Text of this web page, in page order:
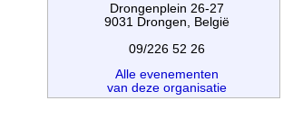
Drongenplein 26-27
9031 Drongen, België
09/226 52 26
Alle evenementen
van deze organisatie